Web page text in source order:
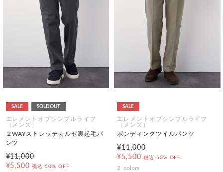
SALE SOLDOUT
エレメントオブシンプルライフ
（メンズ）
２WAYストレッチカルゼ裏起毛パ
ンツ
¥11,000
¥5,500 税込 50% OFF
SALE
エレメントオブシンプルライフ
（メンズ）
ボンディングツイルパンツ
¥11,000
¥5,500 税込 50% OFF
2 colors